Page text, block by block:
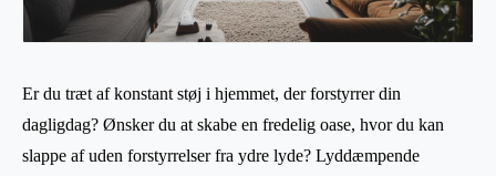
Er du træt af konstant støj i hjemmet, der forstyrrer din
dagligdag? Ønsker du at skabe en fredelig oase, hvor du kan
slappe af uden forstyrrelser fra ydre lyde? Lyddæmpende